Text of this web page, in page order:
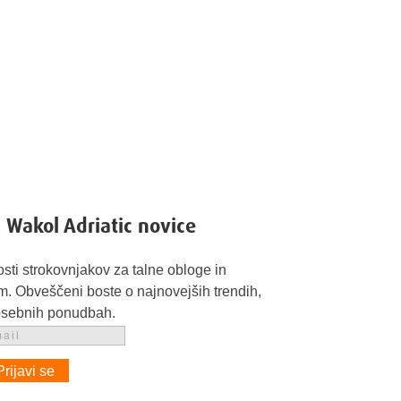
Adriatic novice
strokovnjakov za talne obloge in
Obveščeni boste o najnovejših trendih,
ponudbah.
se